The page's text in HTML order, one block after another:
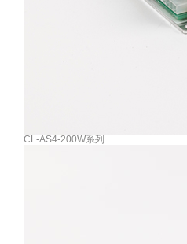
CL-AS4-200W系列